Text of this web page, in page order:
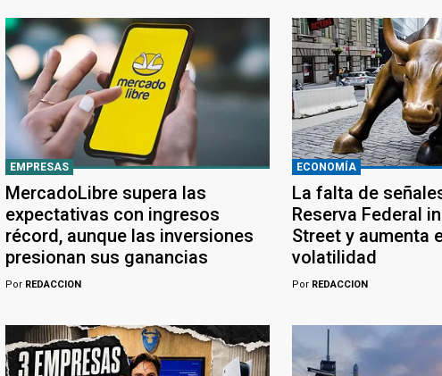
EMPRESAS
MercadoLibre supera las
expectativas con ingresos
récord, aunque las inversiones
presionan sus ganancias
Por REDACCION
ECONOMÍA
La falta de
Reserva Federal
Street y aumenta
volatilidad
PorREDACCION